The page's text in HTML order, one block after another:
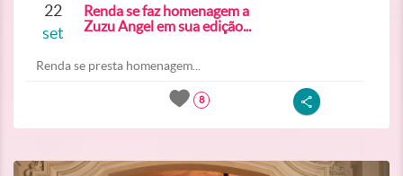
22
set
Renda se faz homenagem a
Zuzu Angel em sua edição...
Renda se presta homenagem...
8